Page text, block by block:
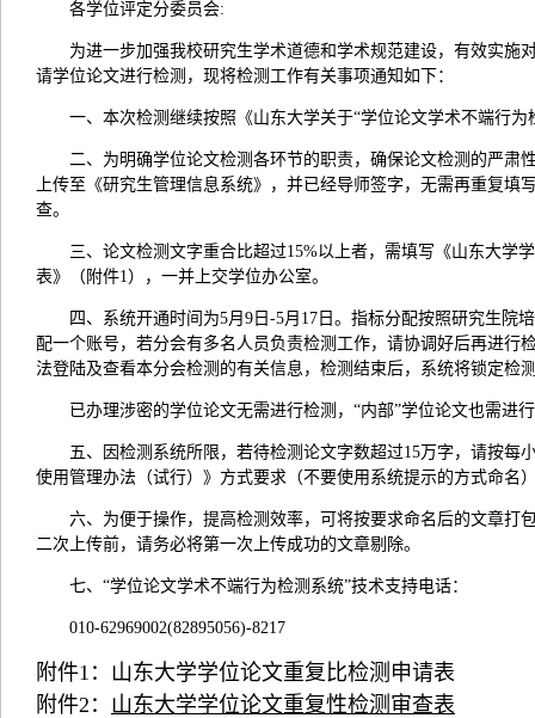
各学位评定分委员会:
为进一步加强我校研究生学术道德和学术规范建设，有效实施
请学位论文进行检测，现将检测工作有关事项通知如下：
一、本次检测继续按照《山东大学关于“学位论文学术不端行
二、为明确学位论文检测各环节的职责，确保论文检测的严肃
上传至《研究生管理信息系统》，并已经导师签字，无需再重复
查。
三、论文检测文字重合比超过15%以上者，需填写《山东大学
表》（附件1），一并上交学位办公室。
四、系统开通时间为5月9日-5月17日。指标分配按照研究生
配一个账号，若分会有多名人员负责检测工作，请协调好后再进
法登陆及查看本分会检测的有关信息，检测结束后，系统将锁定检
已办理涉密的学位论文无需进行检测，“内部”学位论文也需进
五、因检测系统所限，若待检测论文字数超过15万字，请按每
使用管理办法（试行）》方式要求（不要使用系统提示的方式命名
六、为便于操作，提高检测效率，可将按要求命名后的文章打
二次上传前，请务必将第一次上传成功的文章剔除。
七、“学位论文学术不端行为检测系统”技术支持电话：
010-62969002(82895056)-8217
附件1 ：山东大学学位论文重复比检测申请表
附件2 ： 山东大学学位论文重复性检测审查表